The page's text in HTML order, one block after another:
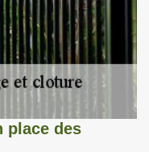
place des